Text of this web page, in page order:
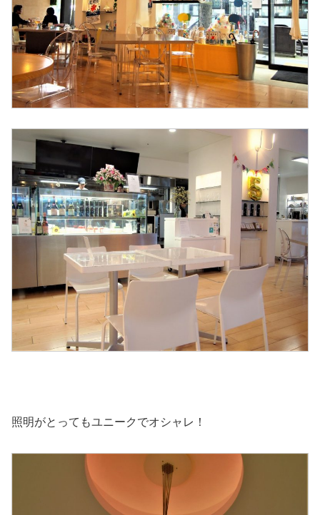
照明がとってもユニークでオシャレ！